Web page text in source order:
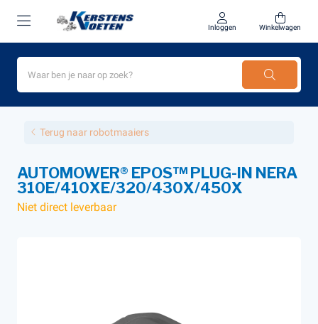
Inloggen Winkelwagen
Terug naar robotmaaiers
AUTOMOWER® EPOS™ PLUG-IN NERA
310E/410XE/320/430X/450X
Niet direct leverbaar